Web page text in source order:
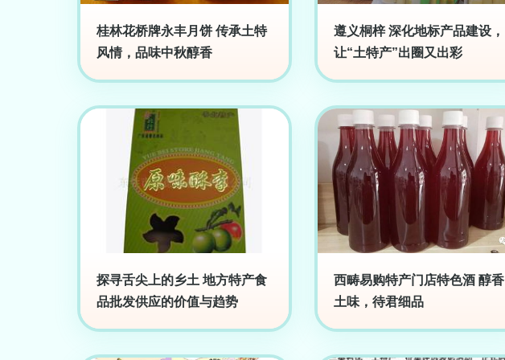
桂林花桥牌永丰月饼 传承土特
风情，品味中秋醇香
遵义桐梓 深化地标产品建设，
让“土特产”出圈又出彩
探寻舌尖上的乡土 地方特产食
品批发供应的价值与趋势
西畴易购特产门店特色酒 醇香
土味，待君细品